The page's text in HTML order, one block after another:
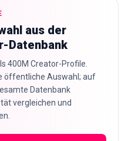
aus der
Datenbank
400M Creator-Profile.
öffentliche Auswahl; auf
Datenbank
vergleichen und